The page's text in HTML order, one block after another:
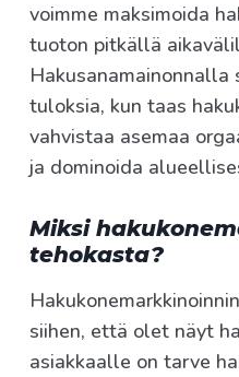
voimme maksimoida
tuoton pitkällä
tuloksia, kun taas
vahvistaa asemaa
ja dominoida
Miksi
tehokasta?
siihen, että olet näyt
asiakkaalle on tarve